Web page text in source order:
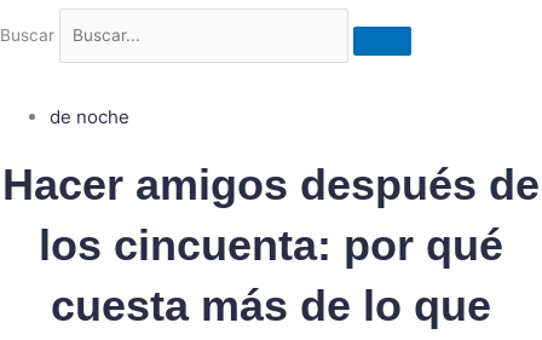
Buscar
de noche
Hacer amigos después de
los cincuenta: por qué
cuesta más de lo que